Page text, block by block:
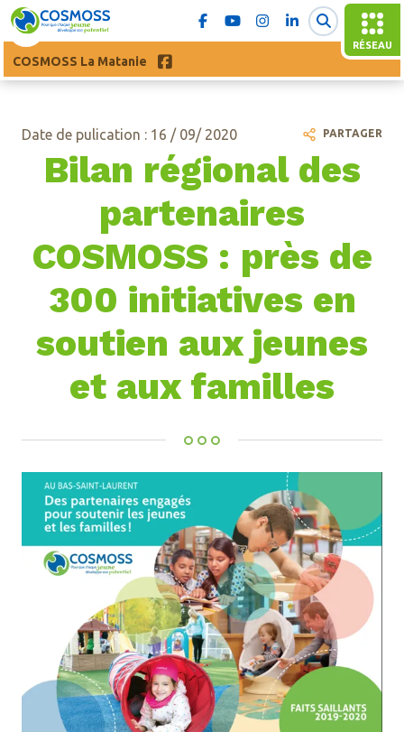
RÉSEAU
COSMOSS La Matanie
Date de pulication : 16 / 09/ 2020
Bilan régional des
partenaires
COSMOSS : près de
300 initiatives en
soutien aux jeunes
et aux familles
PARTAGER